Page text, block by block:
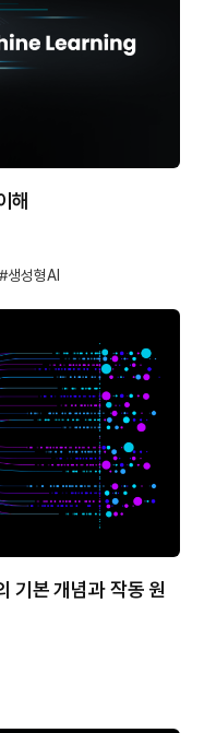
해
생성형AI
본 개념과 작동 원